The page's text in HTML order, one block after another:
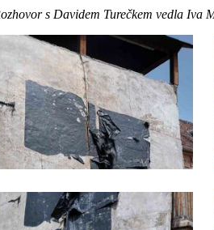
s Davidem Turečkem vedla Iva